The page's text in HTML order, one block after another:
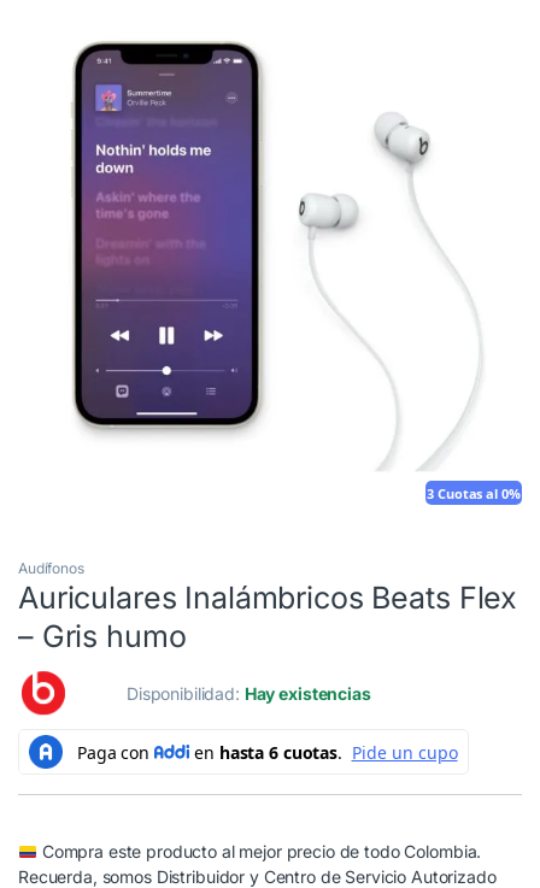
3 Cuotas al 0%
Audífonos
Auriculares Inalámbricos Beats Flex
– Gris humo
Disponibilidad: Hay existencias
Compra este producto al mejor precio de todo Colombia.
Recuerda, somos Distribuidor y Centro de Servicio Autorizado